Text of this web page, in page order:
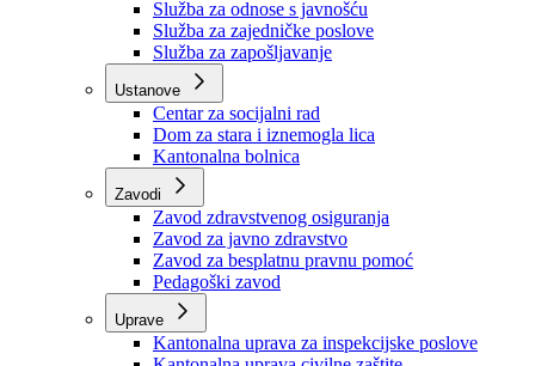
Organizacije
Službe
Služba za odnose s javnošću
Služba za zajedničke poslove
Služba za zapošljavanje
Ustanove
Centar za socijalni rad
Dom za stara i iznemogla lica
Kantonalna bolnica
Zavodi
Zavod zdravstvenog osiguranja
Zavod za javno zdravstvo
Zavod za besplatnu pravnu pomoć
Pedagoški zavod